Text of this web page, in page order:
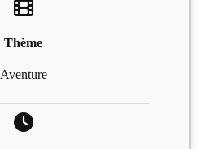
Thème
Aventure